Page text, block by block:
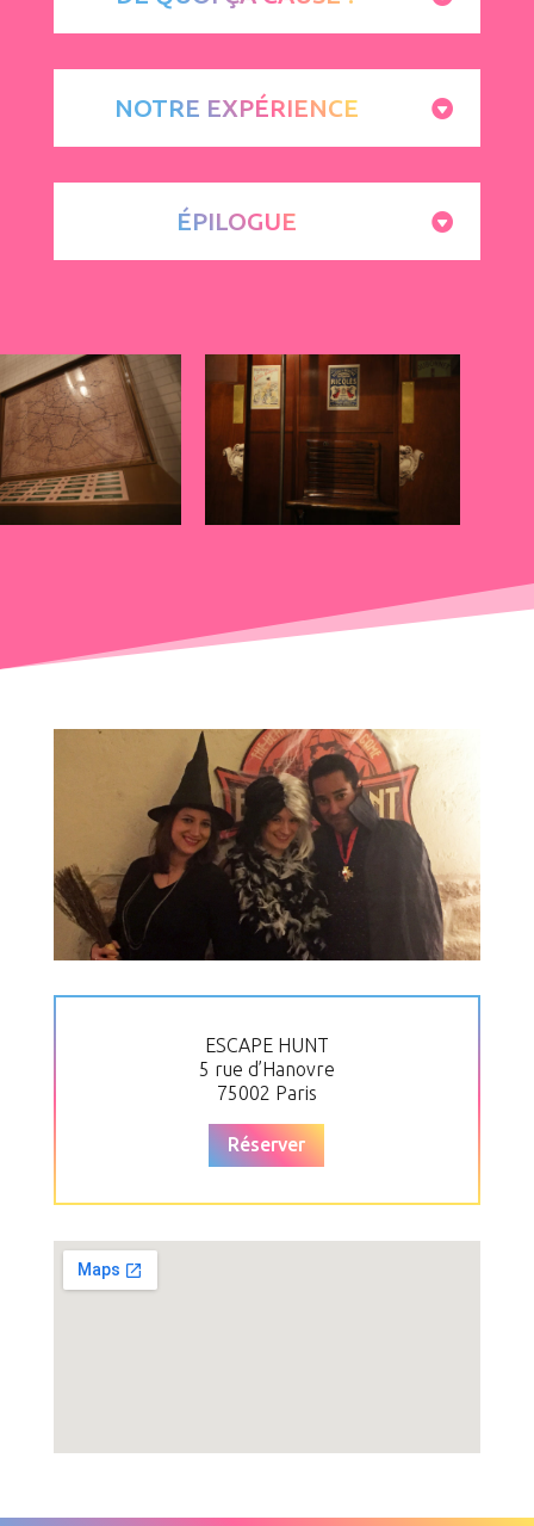
NOTRE EXPÉRIENCE
ÉPILOGUE
ESCAPE HUNT
5 rue d’Hanovre
75002 Paris
Réserver